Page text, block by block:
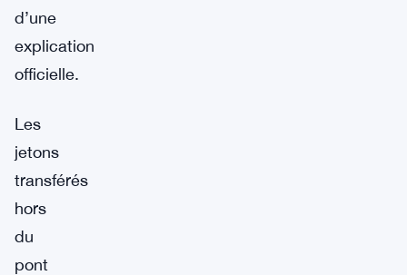
d’une
explication
officielle.
Les
jetons
transférés
hors
du
pont